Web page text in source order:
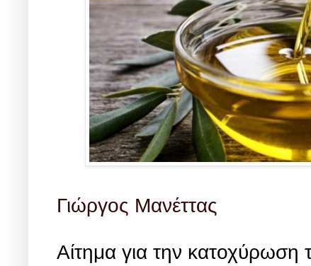
Γιώργος Μανέττας
Αίτημα για την κατοχύρωση